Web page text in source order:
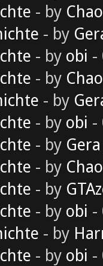
- by
- by
- by obi -
- by
- by
- by obi -
- by Gera
- by
- by
- by obi -
- by
- by obi -